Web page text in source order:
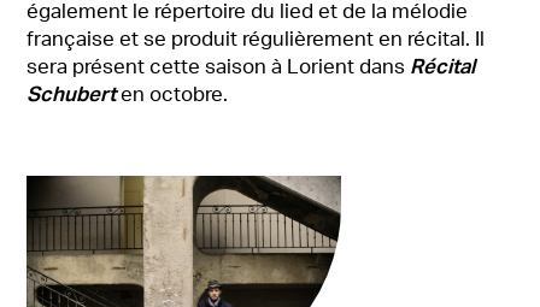
également le répertoire du lied et de la mélodie
française et se produit régulièrement en récital. Il
sera présent cette saison à Lorient dans Récital
Schuberten octobre.